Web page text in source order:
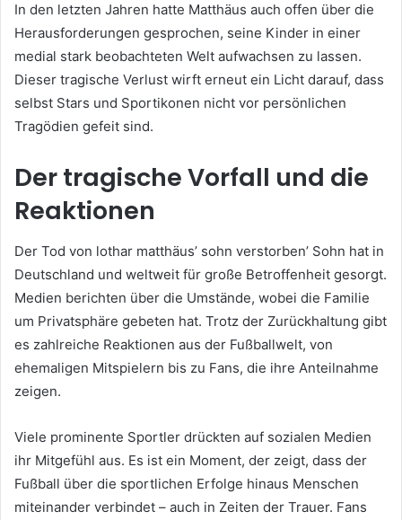
In den letzten Jahren hatte Matthäus auch offen über die
Herausforderungen gesprochen, seine Kinder in einer
medial stark beobachteten Welt aufwachsen zu lassen.
Dieser tragische Verlust wirft erneut ein Licht darauf, dass
selbst Stars und Sportikonen nicht vor persönlichen
Tragödien gefeit sind.
Der tragische Vorfall und die
Reaktionen
Der Tod von lothar matthäus’ sohn verstorben’ Sohn hat in
Deutschland und weltweit für große Betroffenheit gesorgt.
Medien berichten über die Umstände, wobei die Familie
um Privatsphäre gebeten hat. Trotz der Zurückhaltung gibt
es zahlreiche Reaktionen aus der Fußballwelt, von
ehemaligen Mitspielern bis zu Fans, die ihre Anteilnahme
zeigen.
Viele prominente Sportler drückten auf sozialen Medien
ihr Mitgefühl aus. Es ist ein Moment, der zeigt, dass der
Fußball über die sportlichen Erfolge hinaus Menschen
miteinander verbindet – auch in Zeiten der Trauer. Fans